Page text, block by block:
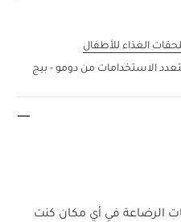
الغذاء للأطفال
الاستخدامات من دومو - بيج
الرضاعة في أي مكان كنت